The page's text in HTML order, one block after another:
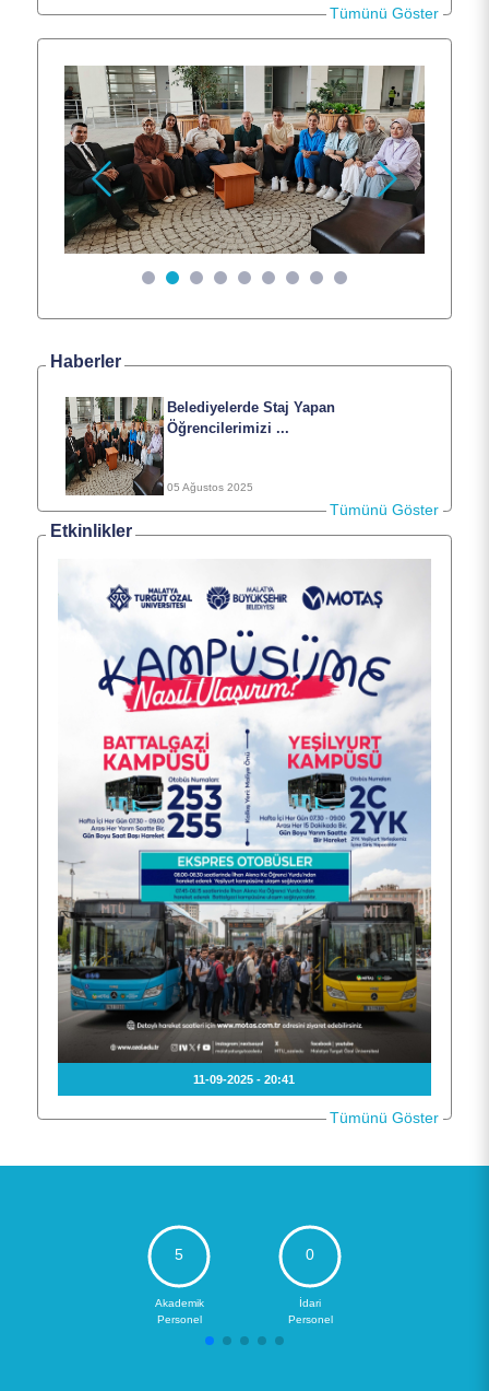
Hakkımızda
Personel
Programlar
Öğrenci
Tümünü Göster
Önceki Sonraki
Haberler
Belediyelerde Staj Yapan
Öğrencilerimizi ...
05 Ağustos 2025
Tümünü Göster
Etkinlikler
11-09-2025 - 20:41
Tümünü Göster
5
Akademik
Personel
0
İdari
Personel